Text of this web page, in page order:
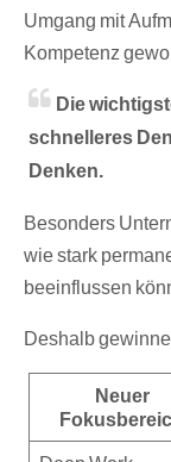
Umgang mit
Kompetenz
Die
schnelleres
Denken.
Besonders
wie stark
beeinflussen
Deshalb
Neuer